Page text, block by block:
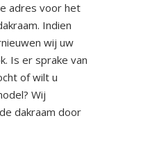
adres voor het
Indien
wij uw
Is er sprake van
of wilt u
Wij
dakraam door